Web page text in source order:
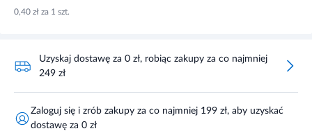
0,40 zł za 1 szt.
Uzyskaj dostawę za 0 zł, robiąc zakupy za co najmniej
249 zł
Zaloguj się i zrób zakupy za co najmniej 199 zł, aby uzyskać
dostawę za 0 zł